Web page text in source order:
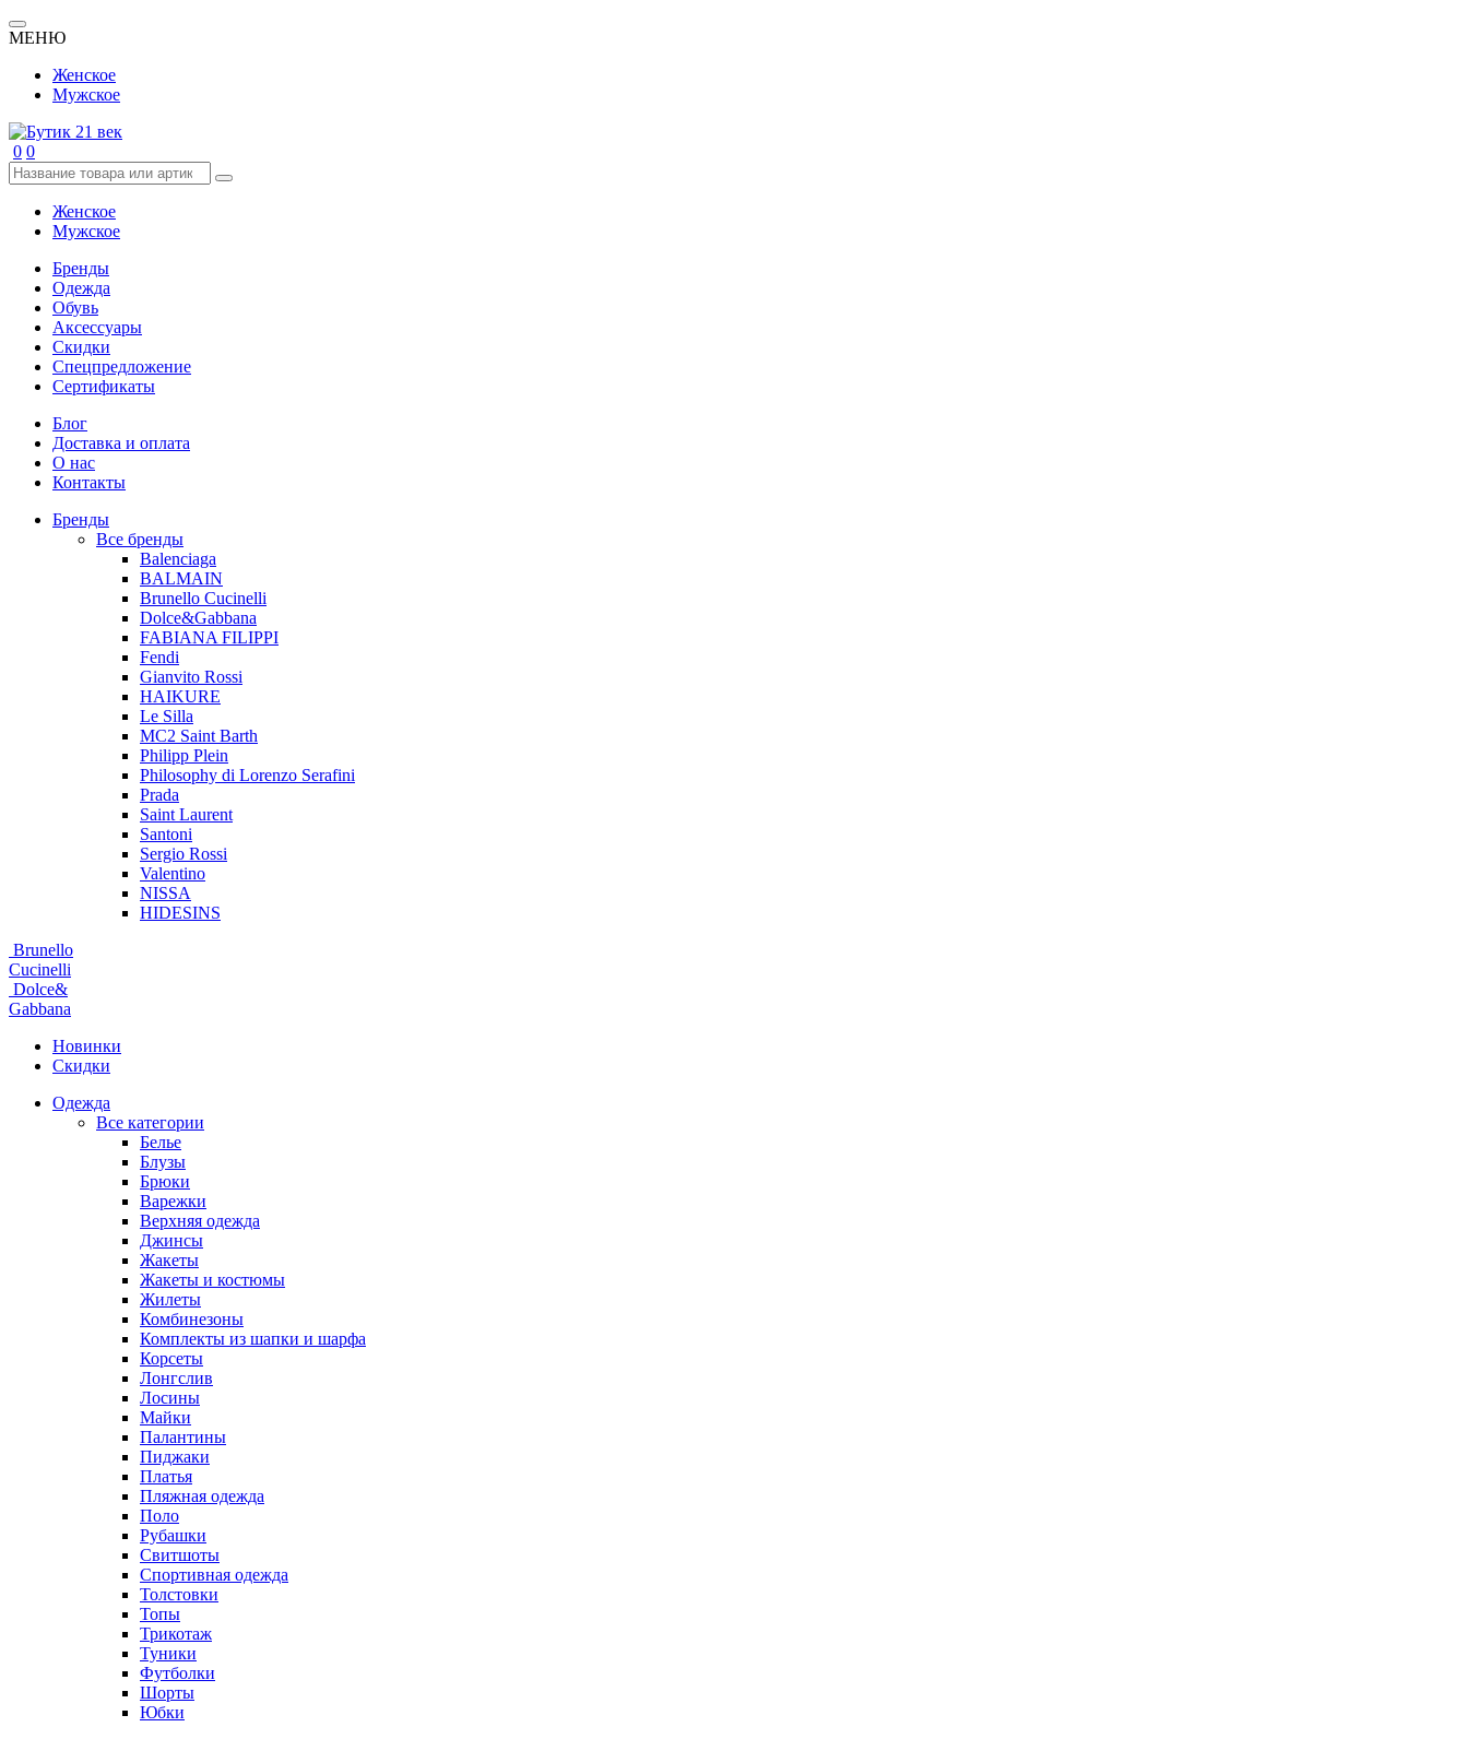
МЕНЮ
Женское
Мужское
0 0
Женское
Мужское
Бренды
Одежда
Обувь
Аксессуары
Скидки
Спецпредложение
Сертификаты
Блог
Доставка и оплата
О нас
Контакты
Бренды
Все бренды
Balenciaga
BALMAIN
Brunello Cucinelli
Dolce&Gabbana
FABIANA FILIPPI
Fendi
Gianvito Rossi
HAIKURE
Le Silla
MC2 Saint Barth
Philipp Plein
Philosophy di Lorenzo Serafini
Prada
Saint Laurent
Santoni
Sergio Rossi
Valentino
NISSA
HIDESINS
Brunello
Cucinelli
Dolce&
Gabbana
Новинки
Скидки
Одежда
Все категории
Белье
Блузы
Брюки
Варежки
Верхняя одежда
Джинсы
Жакеты
Жакеты и костюмы
Жилеты
Комбинезоны
Комплекты из шапки и шарфа
Корсеты
Лонгслив
Лосины
Майки
Палантины
Пиджаки
Платья
Пляжная одежда
Поло
Рубашки
Свитшоты
Спортивная одежда
Толстовки
Топы
Трикотаж
Туники
Футболки
Шорты
Юбки